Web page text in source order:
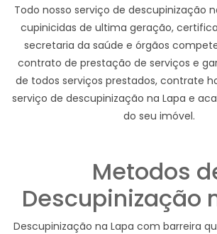
Todo nosso serviço de descupinização
cupinicidas de ultima geração,
secretaria da saúde e órgãos
contrato de prestação de serviços e
de todos serviços prestados, contrate
serviço de descupinização na Lapa e
do seu imóvel.
Metodos
Descupinização
Descupinização na Lapa com barreira